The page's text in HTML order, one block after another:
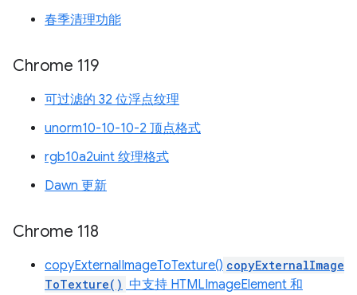
春季清理功能
Chrome 119
可过滤的 32 位浮点纹理
unorm10-10-10-2 顶点格式
rgb10a2uint 纹理格式
Dawn 更新
Chrome 118
copyExternalImageToTexture() copyExternalImage
ToTexture() 中支持 HTMLImageElement 和